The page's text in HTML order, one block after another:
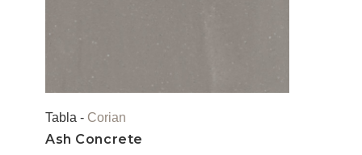
Tabla - Corian
Ash Concrete